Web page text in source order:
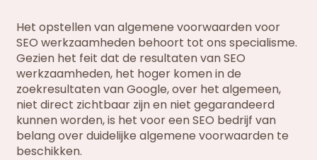
Het opstellen van algemene voorwaarden voor
SEO werkzaamheden behoort tot ons specialisme.
Gezien het feit dat de resultaten van SEO
werkzaamheden, het hoger komen in de
zoekresultaten van Google, over het algemeen,
niet direct zichtbaar zijn en niet gegarandeerd
kunnen worden, is het voor een SEO bedrijf van
belang over duidelijke algemene voorwaarden te
beschikken.